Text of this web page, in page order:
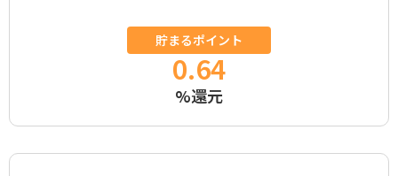
貯まるポイント
0.64
%還元